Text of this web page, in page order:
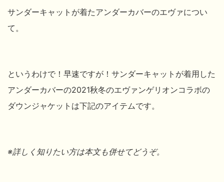
サンダーキャットが着たアンダーカバーのエヴァについ
て。
というわけで！早速ですが！サンダーキャットが着用した
アンダーカバーの2021秋冬のエヴァンゲリオンコラボの
ダウンジャケットは下記のアイテムです。
※詳しく知りたい方は本文も併せてどうぞ。